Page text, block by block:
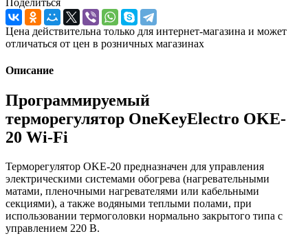
Цена действительна только для интернет-магазина и может
отличаться от цен в розничных магазинах
Описание
Программируемый
терморегулятор OneKeyElectro OKE-
20 Wi-Fi
Терморегулятор OKE-20 предназначен для управления
электрическими системами обогрева (нагревательными
матами, пленочными нагревателями или кабельными
секциями), а также водяными теплыми полами, при
использовании термоголовки нормально закрытого типа с
управлением 220 В.